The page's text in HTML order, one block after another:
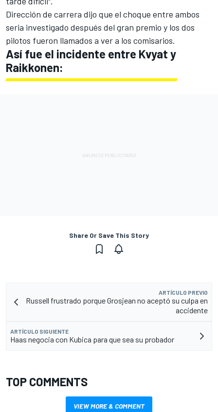
Dirección de carrera dijo que el choque entre ambos
seria investigado después del gran premio y los dos
pilotos fueron llamados a ver a los comisarios.
Así fue el incidente entre Kvyat y
Raikkonen:
Share Or Save This Story
ARTÍCULO PREVIO
Russell frustrado porque Grosjean no aceptó su culpa en
accidente
ARTÍCULO SIGUIENTE
Haas negocia con Kubica para que sea su probador
TOP COMMENTS
VIEW MORE & COMMENT